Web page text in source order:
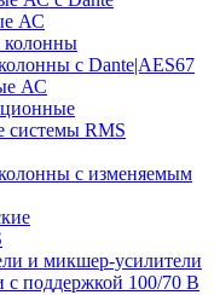
АС
колонны
с Dante|AES67
АС
системы RMS
с изменяемым
и микшер-усилители
с поддержкой 100/70 В